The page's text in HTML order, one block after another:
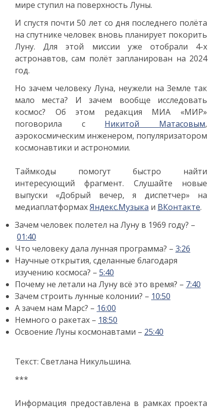
мире ступил на поверхность Луны.
И спустя почти 50 лет со дня последнего полёта
на спутнике человек вновь планирует покорить
Луну. Для этой миссии уже отобрали 4-х
астронавтов, сам полёт запланирован на 2024
год.
Но зачем человеку Луна, неужели на Земле так
мало места? И зачем вообще исследовать
космос? Об этом редакция МИА «МИР»
поговорила с Никитой Матасовым,
аэрокосмическим инженером, популяризатором
космонавтики и астрономии.
Таймкоды помогут быстро найти
интересующий фрагмент. Слушайте новые
выпуски «Добрый вечер, я диспетчер» на
медиаплатформахЯндекс.Музыка и ВКонтакте.
Зачем человек полетел на Луну в 1969 году? –
01:40
Что человеку дала лунная программа? – 3:26
Научные открытия, сделанные благодаря
изучению космоса? – 5:40
Почему не летали на Луну всё это время? – 7:40
Зачем строить лунные колонии? – 10:50
А зачем нам Марс? – 16:00
Немного о ракетах – 18:50
Освоение Луны космонавтами – 25:40
Текст: Светлана Никульшина.
***
Информация предоставлена в рамках проекта